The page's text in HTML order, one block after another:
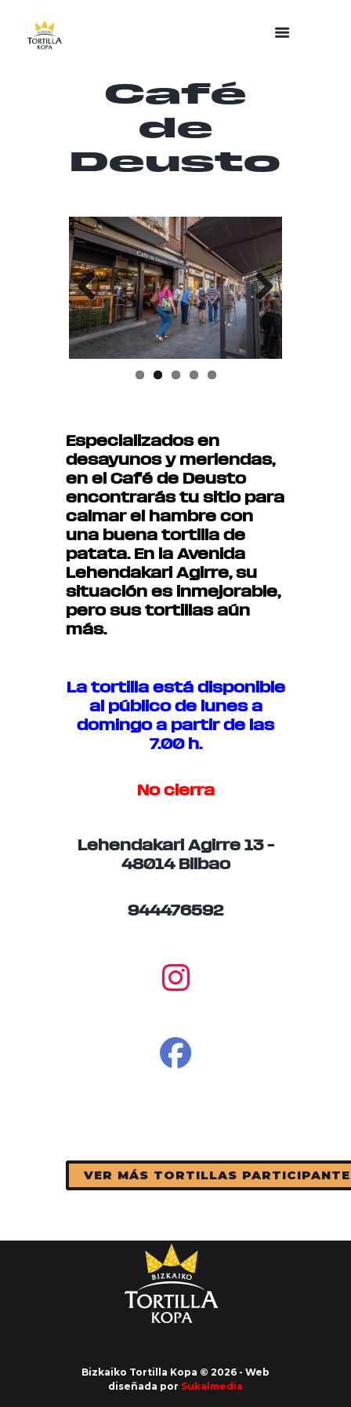
Café
de
Deusto
Previo
us
Next
Especializados en
desayunos y meriendas,
en el Café de Deusto
encontrarás tu sitio para
calmar el hambre con
una buena tortilla de
patata. En la Avenida
Lehendakari Agirre, su
situación es inmejorable,
pero sus tortillas aún
más.
La tortilla está disponible
al público de lunes a
domingo a partir de las
7.00 h.
No cierra
Lehendakari Agirre 13 –
48014 Bilbao
944476592
VER MÁS TORTILLAS
Bizkaiko Tortilla Kopa © 2026 - Web
diseñada por Sukalmedia